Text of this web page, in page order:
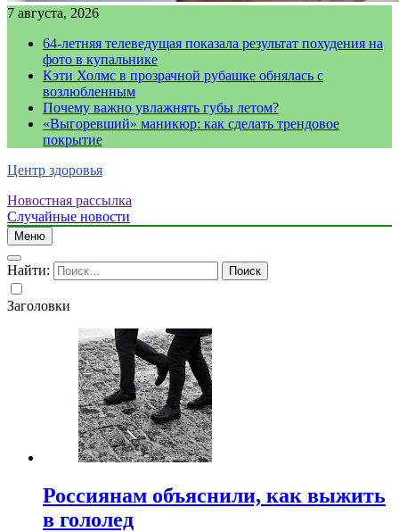
7 августа, 2026
64-летняя телеведущая показала результат похудения на
фото в купальнике
Кэти Холмс в прозрачной рубашке обнялась с
возлюбленным
Почему важно увлажнять губы летом?
«Выгоревший» маникюр: как сделать трендовое
покрытие
Центр здоровья
Новостная рассылка
Случайные новости
Меню
Найти:
Заголовки
Россиянам объяснили, как выжить
в гололед